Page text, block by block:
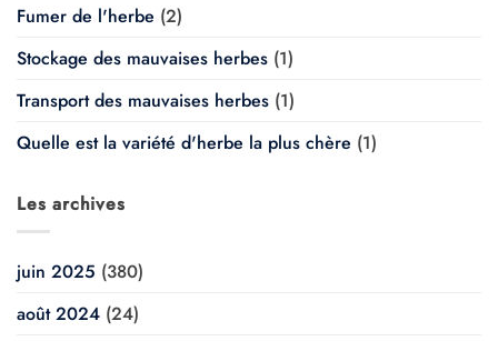
Fumer de l'herbe (2)
Stockage des mauvaises herbes (1)
Transport des mauvaises herbes (1)
Quelle est la variété d'herbe la plus chère (1)
Les archives
juin 2025 (380)
août 2024 (24)